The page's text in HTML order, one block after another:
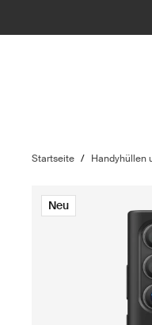
Startseite / Handyhüllen
Neu